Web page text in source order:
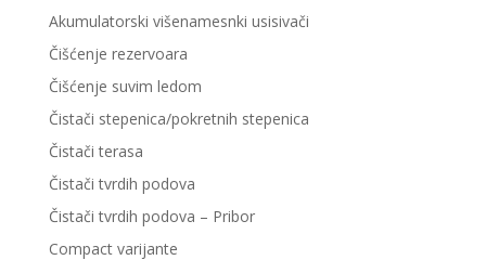
Akumulatorski višenamesnki usisivači
Čišćenje rezervoara
Čišćenje suvim ledom
Čistači stepenica/pokretnih stepenica
Čistači terasa
Čistači tvrdih podova
Čistači tvrdih podova – Pribor
Compact varijante